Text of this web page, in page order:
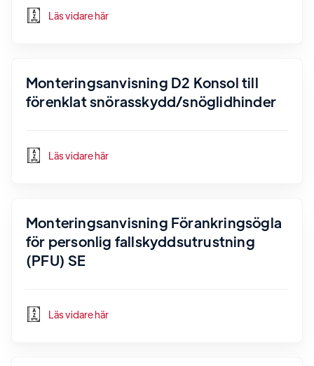
Läs vidare här
Monteringsanvisning D2 Konsol till
förenklat snörasskydd/snöglidhinder
Läs vidare här
Monteringsanvisning Förankringsögla
för personlig fallskyddsutrustning
(PFU) SE
Läs vidare här